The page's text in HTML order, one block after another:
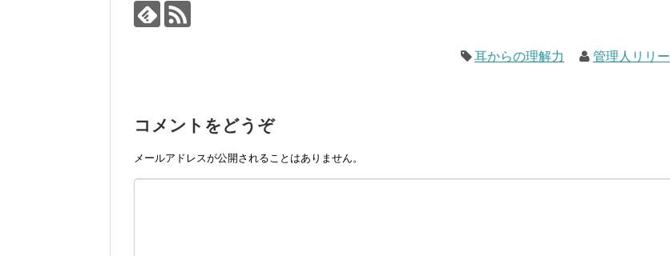
耳からの理解力 管理人リリー
コメントをどうぞ
メールアドレスが公開されることはありません。